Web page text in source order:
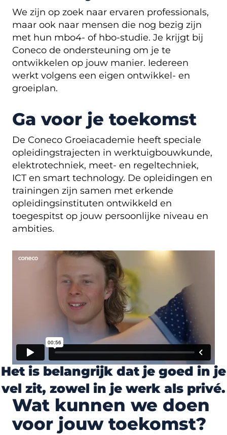
We zijn op zoek naar ervaren professionals,
maar ook naar mensen die nog bezig zijn
met hun mbo4- of hbo-studie. Je krijgt bij
Coneco de ondersteuning om je te
ontwikkelen op jouw manier. Iedereen
werkt volgens een eigen ontwikkel- en
groeiplan.
Ga voor je toekomst
De Coneco Groeiacademie heeft speciale
opleidingstrajecten in werktuigbouwkunde,
elektrotechniek, meet- en regeltechniek,
ICT en smart technology. De opleidingen en
trainingen zijn samen met erkende
opleidingsinstituten ontwikkeld en
toegespitst op jouw persoonlijke niveau en
ambities.
Het is belangrijk dat je goed in je
vel zit, zowel in je werk als privé.
Wat kunnen we doen
voor jouw toekomst?